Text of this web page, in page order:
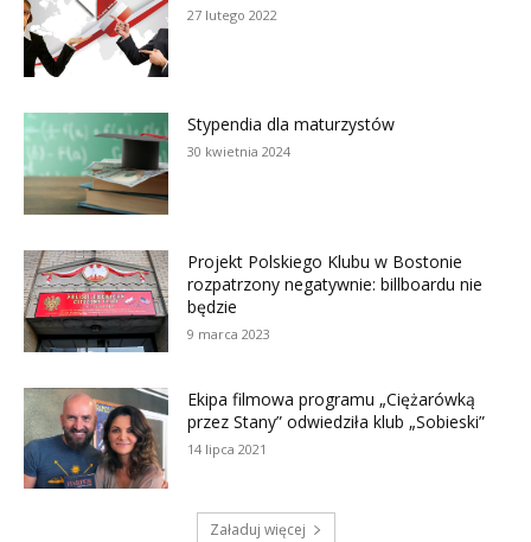
27 lutego 2022
Stypendia dla maturzystów
30 kwietnia 2024
Projekt Polskiego Klubu w Bostonie
rozpatrzony negatywnie: billboardu nie
będzie
9 marca 2023
Ekipa filmowa programu „Ciężarówką
przez Stany” odwiedziła klub „Sobieski”
14 lipca 2021
Załaduj więcej